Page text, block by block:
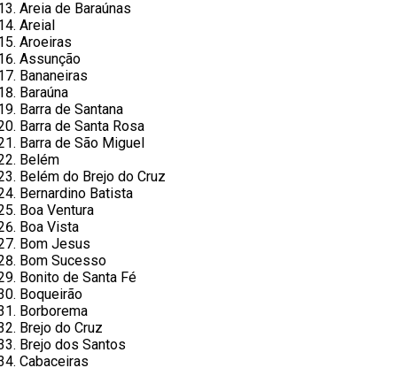
Areia de Baraúnas
Areial
Aroeiras
Assunção
Bananeiras
Baraúna
Barra de Santana
Barra de Santa Rosa
Barra de São Miguel
Belém
Belém do Brejo do Cruz
Bernardino Batista
Boa Ventura
Boa Vista
Bom Jesus
Bom Sucesso
Bonito de Santa Fé
Boqueirão
Borborema
Brejo do Cruz
Brejo dos Santos
Cabaceiras